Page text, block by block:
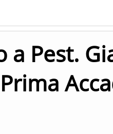
a Pest.